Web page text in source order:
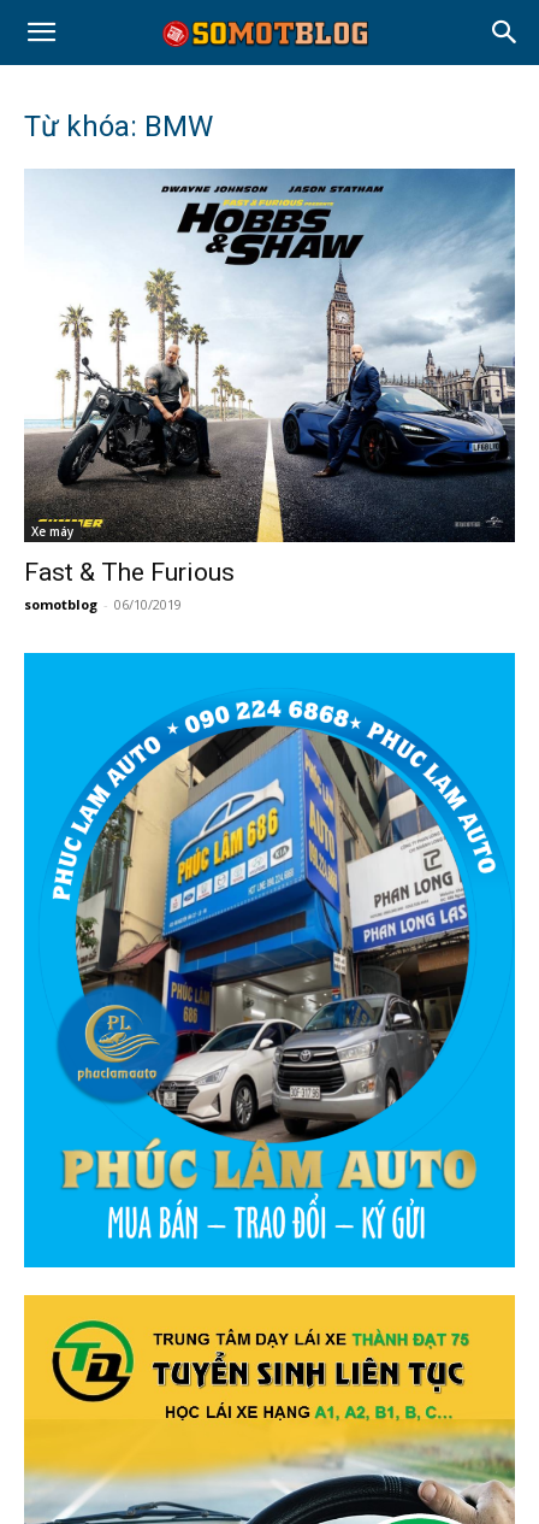
Từ khóa: BMW
Xe máy
Fast & The Furious
somotblog - 06/10/2019